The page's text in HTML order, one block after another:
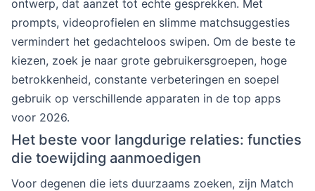
ontwerp, dat aanzet tot echte gesprekken. Met
prompts, videoprofielen en slimme matchsuggesties
vermindert het gedachteloos swipen. Om de beste te
kiezen, zoek je naar grote gebruikersgroepen, hoge
betrokkenheid, constante verbeteringen en soepel
gebruik op verschillende apparaten in de top apps
voor 2026.
Het beste voor langdurige relaties: functies
die toewijding aanmoedigen
Voor degenen die iets duurzaams zoeken, zijn Match